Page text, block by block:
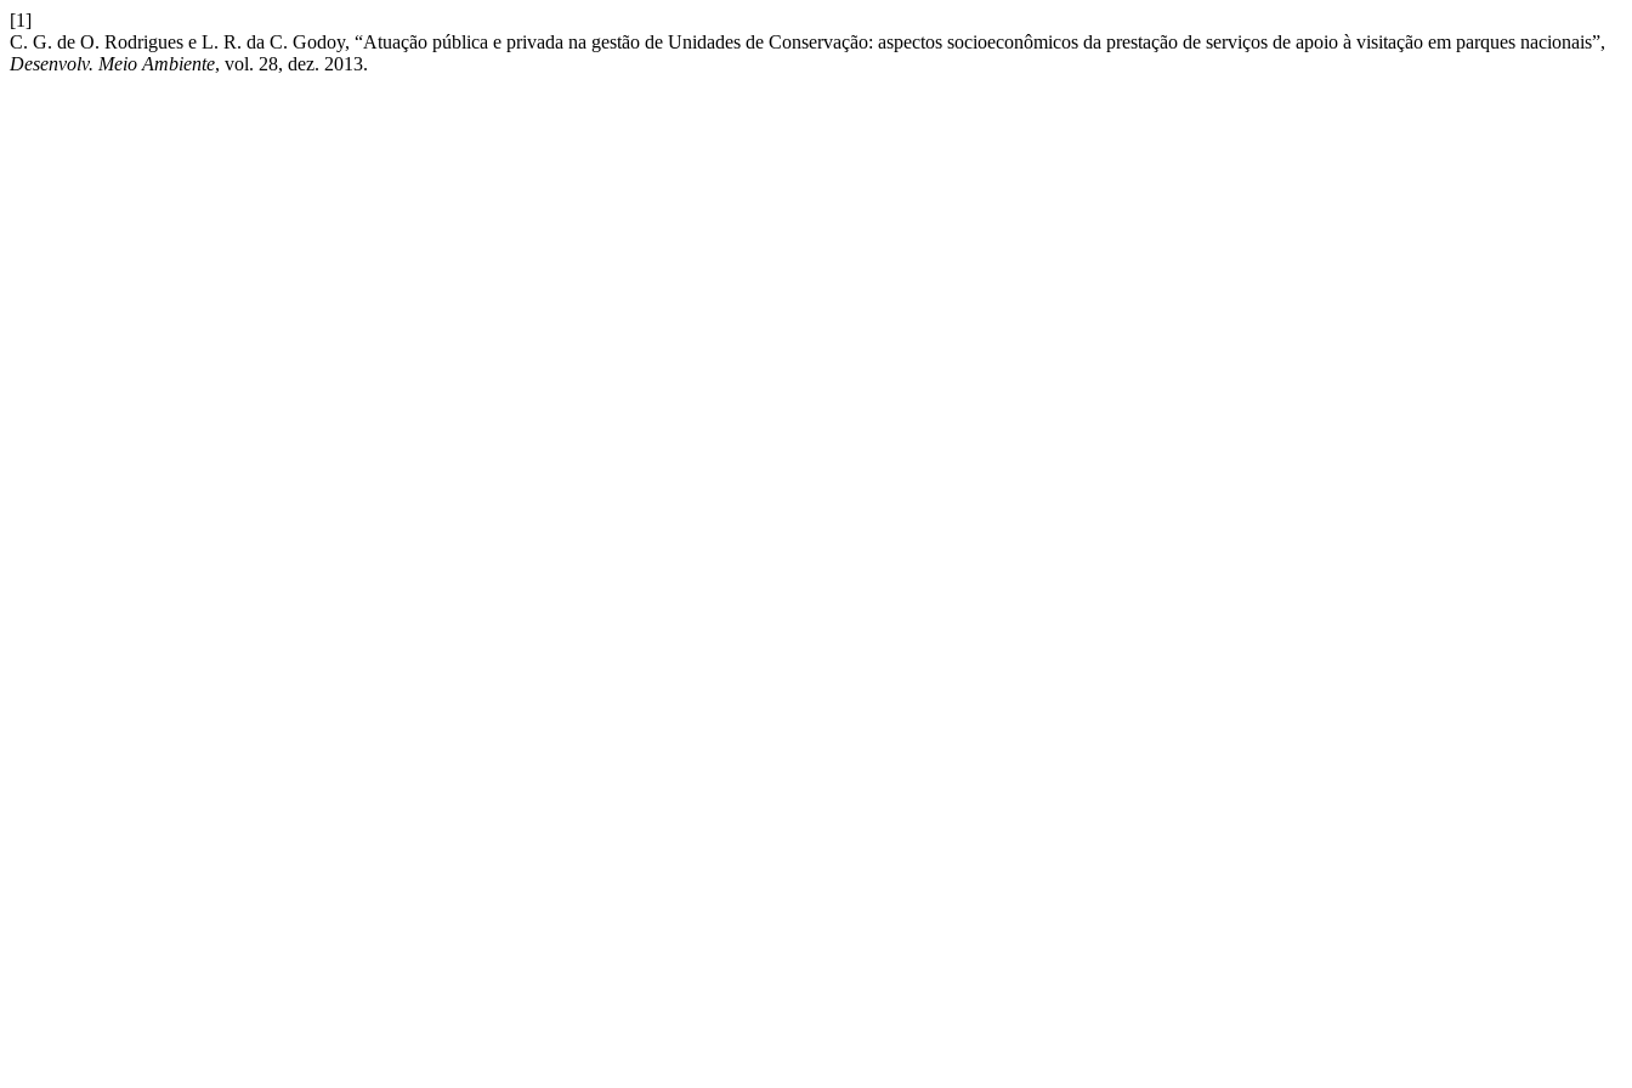
[1]
C. G. de O. Rodrigues e L. R. da C. Godoy, “Atuação pública e privada na gestão de Unidades de Conservação: aspectos socioeconômicos da prestação de serviços de apoio à visitação em parques nacionais”,
Desenvolv. Meio Ambiente, vol. 28, dez. 2013.